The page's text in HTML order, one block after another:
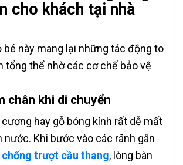
cho khách tại nhà
bé này mang lại những tác động to
tổng thể nhờ các cơ chế bảo vệ
chân khi di chuyển
hay gỗ bóng kính rất dễ mất
nước. Khi bước vào các rãnh gân
chống trượt cầu thang, lòng bàn